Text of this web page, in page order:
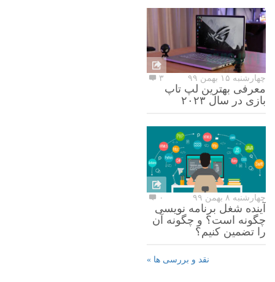
چهارشنبه ۱۵ بهمن ۹۹ ۳
معرفی بهترین لپ تاپ
بازی در سال ۲۰۲۳
چهارشنبه ۸ بهمن ۹۹ ۰
آینده شغل برنامه نویسی
چگونه است؟ و چگونه آن
را تضمین کنیم؟
نقد و بررسی ها »